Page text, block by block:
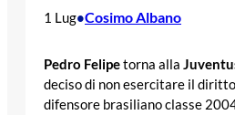
1 Lug•Cosimo Albano
Pedro Felipetorna alla
deciso di non esercitare il
difensore brasiliano classe